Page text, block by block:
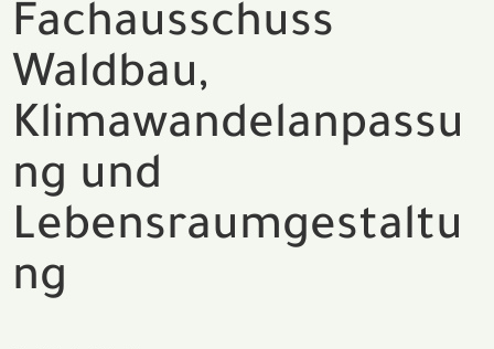
Fachausschuss
Waldbau,
Klimawandelanpassu
ng und
Lebensraumgestaltu
ng